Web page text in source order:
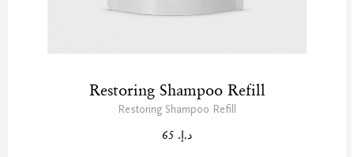
Restoring Shampoo Refill
Restoring Shampoo Refill
د.إ. 65